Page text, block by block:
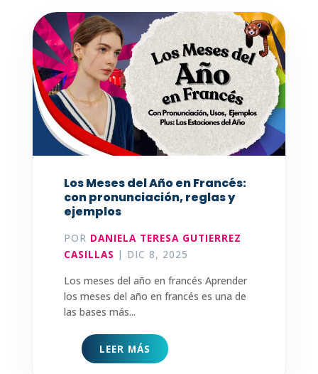
Los Meses del Año en Francés:
con pronunciación, reglas y
ejemplos
POR DANIELA TERESA GUTIERREZ
CASILLAS | DIC 8, 2025
Los meses del año en francés Aprender
los meses del año en francés es una de
las bases más...
LEER MÁS